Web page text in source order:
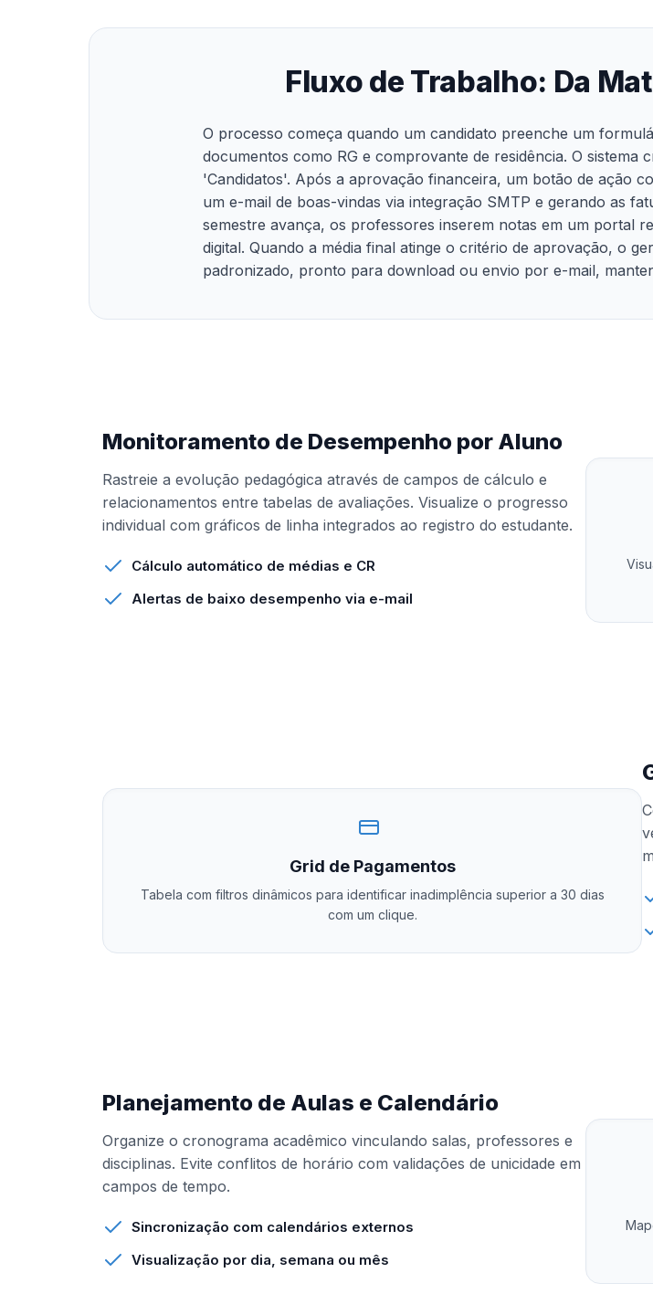
Fluxo de Trabalho: Da
O processo começa quando um candidato preenche um
documentos como RG e comprovante de residência. O sistema
'Candidatos'. Após a aprovação financeira, um botão de ação
um e-mail de boas-vindas via integração SMTP e gerando as
semestre avança, os professores inserem notas em um portal
digital. Quando a média final atinge o critério de aprovação, o
padronizado, pronto para download ou envio por e-mail,
Monitoramento de Desempenho por Aluno
Rastreie a evolução pedagógica através de campos de cálculo e
relacionamentos entre tabelas de avaliações. Visualize o progresso
individual com gráficos de linha integrados ao registro do estudante.
Cálculo automático de médias e CR
Alertas de baixo desempenho via e-mail
Grid de Pagamentos
Tabela com filtros dinâmicos para identificar inadimplência superior a 30 dias
com um clique.
Planejamento de Aulas e Calendário
Organize o cronograma acadêmico vinculando salas, professores e
disciplinas. Evite conflitos de horário com validações de unicidade em
campos de tempo.
Sincronização com calendários externos
Visualização por dia, semana ou mês